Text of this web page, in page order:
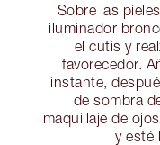
Sobre las
iluminador
el cutis y
favorecedor.
instante,
de sombra
maquillaje de
y esté